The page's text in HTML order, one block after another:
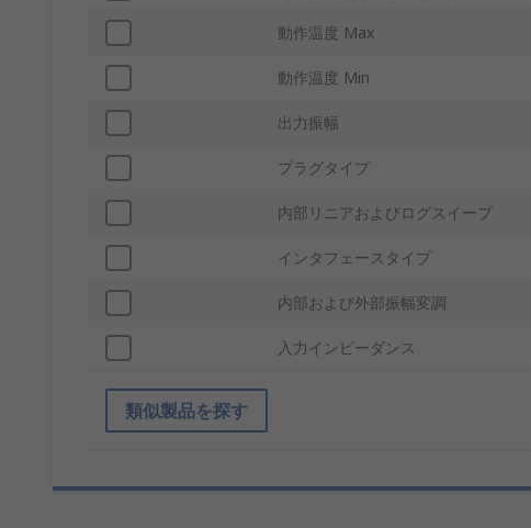
動作温度 Max
動作温度 Min
出力振幅
プラグタイプ
内部リニアおよびログスイープ
インタフェースタイプ
内部および外部振幅変調
入力インピーダンス
類似製品を探す